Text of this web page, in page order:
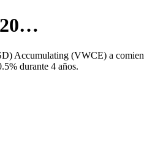
…
Accumulating (VWCE) a
% durante 4 años.